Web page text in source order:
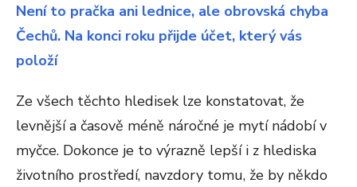
Není to pračka ani lednice, ale obrovská chyba
Čechů. Na konci roku přijde účet, který vás
položí
Ze všech těchto hledisek lze konstatovat, že
levnější a časově méně náročné je mytí nádobí v
myčce. Dokonce je to výrazně lepší i z hlediska
životního prostředí, navzdory tomu, že by někdo